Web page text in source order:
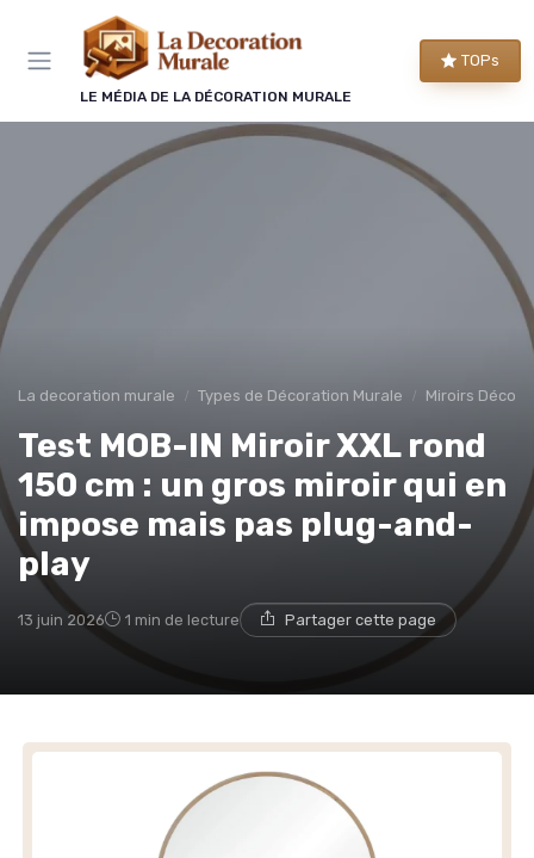
LE MÉDIA DE LA DÉCORATION MURALE
TOPs
La decoration murale Types de Décoration Murale Miroirs
Test MOB-IN Miroir XXL rond
150 cm : un gros miroir qui en
impose mais pas plug-and-
play
13 juin 2026 1 min de lecture Partager cette page
Panneau de gestion des cookies